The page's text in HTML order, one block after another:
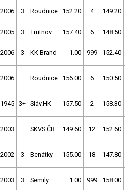
2006 3 Roudnice 152.20 4 149.20
2005 3 Trutnov 157.40 6 148.50
2006 3 KK Brand 1.00 999 152.40
2006 Roudnice 156.00 6 150.50
1945 3+ Sláv.HK 157.50 2 158.30
2003 SKVS ČB 149.60 12 152.60
2002 3 Benátky 155.00 18 147.80
2003 3 Semily 1.00 999 158.00